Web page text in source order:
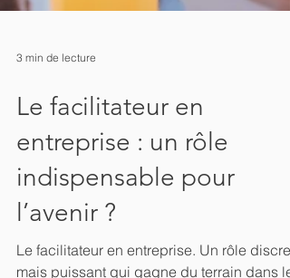
3 min de lecture
Le facilitateur en
entreprise : un rôle
indispensable pour
l’avenir ?